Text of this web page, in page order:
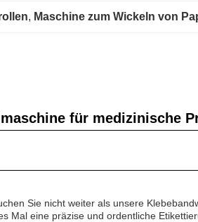
, Maschine zum Wickeln von
für medizinische
Sie nicht weiter als unsere
Mal eine präzise und ordentliche